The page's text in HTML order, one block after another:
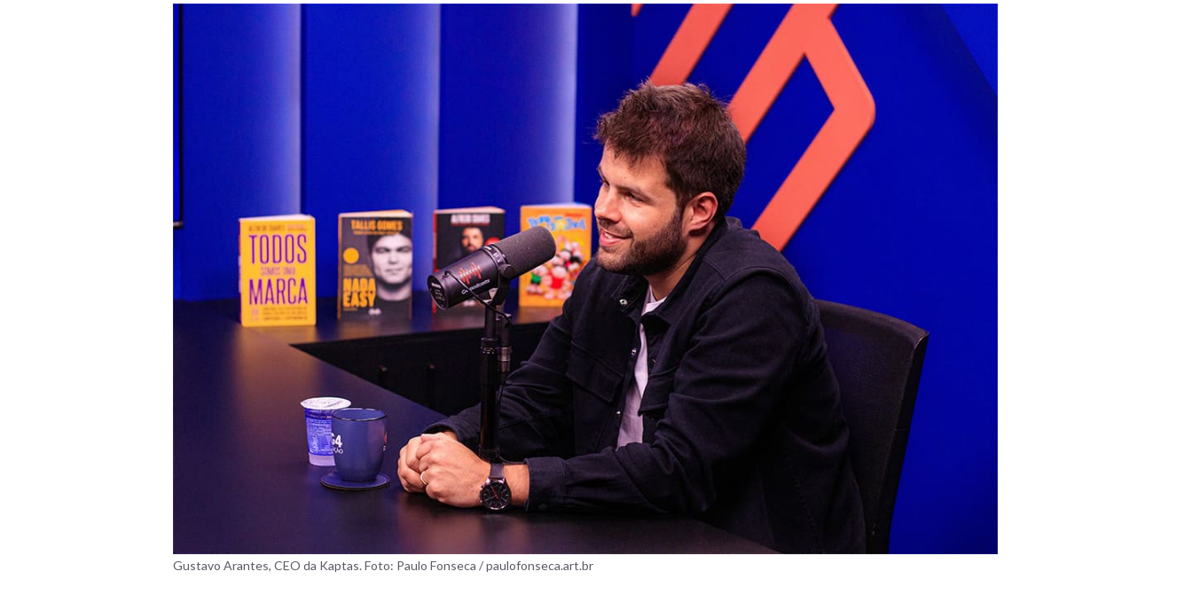
Gustavo Arantes, CEO da Kaptas. Foto: Paulo Fonseca / paulofonseca.art.br